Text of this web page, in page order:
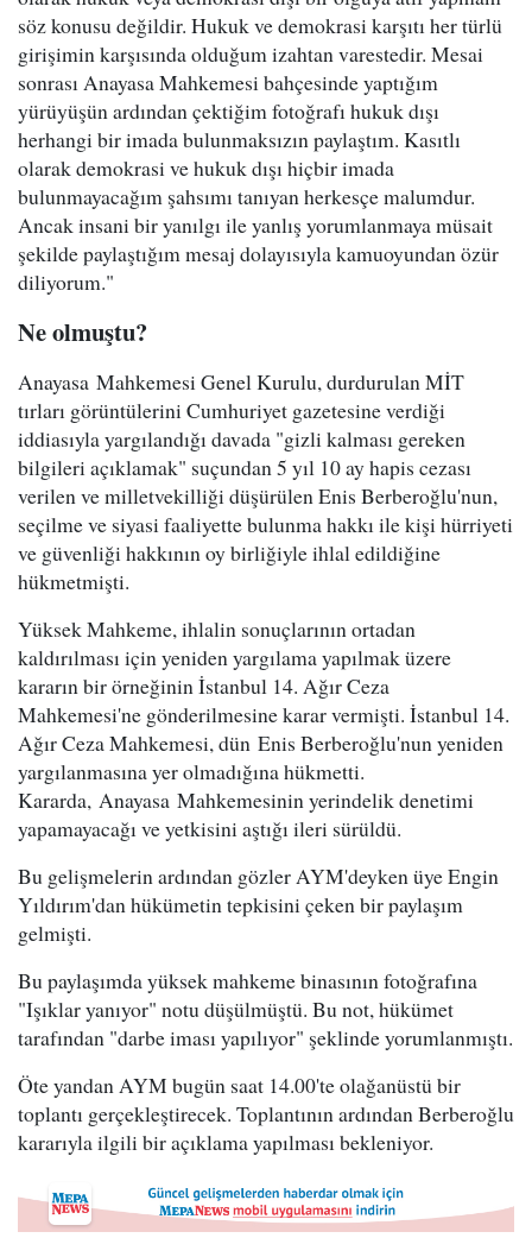
söz konusu değildir. Hukuk ve demokrasi karşıtı her türlü
girişimin karşısında olduğum izahtan varestedir. Mesai
sonrası Anayasa Mahkemesi bahçesinde yaptığım
yürüyüşün ardından çektiğim fotoğrafı hukuk dışı
herhangi bir imada bulunmaksızın paylaştım. Kasıtlı
olarak demokrasi ve hukuk dışı hiçbir imada
bulunmayacağım şahsımı tanıyan herkesçe malumdur.
Ancak insani bir yanılgı ile yanlış yorumlanmaya müsait
şekilde paylaştığım mesaj dolayısıyla kamuoyundan özür
diliyorum."
Ne olmuştu?
Anayasa Mahkemesi Genel Kurulu, durdurulan MİT
tırları görüntülerini Cumhuriyet gazetesine verdiği
iddiasıyla yargılandığı davada "gizli kalması gereken
bilgileri açıklamak" suçundan 5 yıl 10 ay hapis cezası
verilen ve milletvekilliği düşürülen Enis Berberoğlu'nun,
seçilme ve siyasi faaliyette bulunma hakkı ile kişi hürriyeti
ve güvenliği hakkının oy birliğiyle ihlal edildiğine
hükmetmişti.
Yüksek Mahkeme, ihlalin sonuçlarının ortadan
kaldırılması için yeniden yargılama yapılmak üzere
kararın bir örneğinin İstanbul 14. Ağır Ceza
Mahkemesi'ne gönderilmesine karar vermişti. İstanbul 14.
Ağır Ceza Mahkemesi, dün Enis Berberoğlu'nun yeniden
yargılanmasına yer olmadığına hükmetti.
Kararda, Anayasa Mahkemesinin yerindelik denetimi
yapamayacağı ve yetkisini aştığı ileri sürüldü.
Bu gelişmelerin ardından gözler AYM'deyken üye Engin
Yıldırım'dan hükümetin tepkisini çeken bir paylaşım
gelmişti.
Bu paylaşımda yüksek mahkeme binasının fotoğrafına
"Işıklar yanıyor" notu düşülmüştü. Bu not, hükümet
tarafından "darbe iması yapılıyor" şeklinde yorumlanmıştı.
Öte yandan AYM bugün saat 14.00'te olağanüstü bir
toplantı gerçekleştirecek. Toplantının ardından Berberoğlu
kararıyla ilgili bir açıklama yapılması bekleniyor.